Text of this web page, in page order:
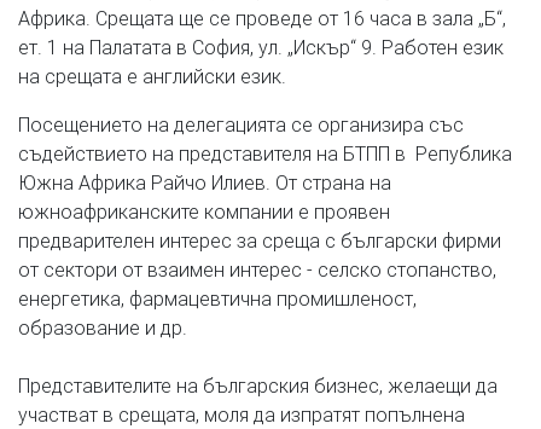
Африка. Срещата ще се проведе от 16 часа в зала „Б“,
ет. 1 на Палатата в София, ул. „Искър“ 9. Работен език
на срещата е английски език.
Посещението на делегацията се организира със
съдействието на представителя на БТПП в Република
Южна Африка Райчо Илиев. От страна на
южноафриканските компании е проявен
предварителен интерес за среща с български фирми
от сектори от взаимен интерес - селско стопанство,
енергетика, фармацевтична промишленост,
образование и др.
Представителите на българския бизнес, желаещи да
участват в срещата, моля да изпратят попълнена